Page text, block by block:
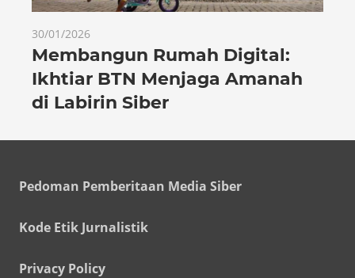
30/01/2026
Membangun Rumah Digital:
Ikhtiar BTN Menjaga Amanah
di Labirin Siber
Pedoman Pemberitaan Media Siber
Kode Etik Jurnalistik
Privacy Policy